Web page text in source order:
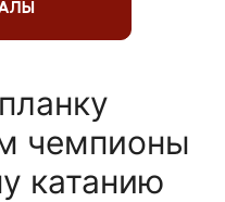
чемпионы
катанию